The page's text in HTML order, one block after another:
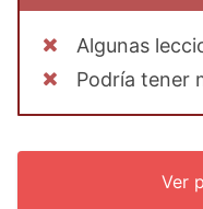
Algunas
Podría tener
Ver